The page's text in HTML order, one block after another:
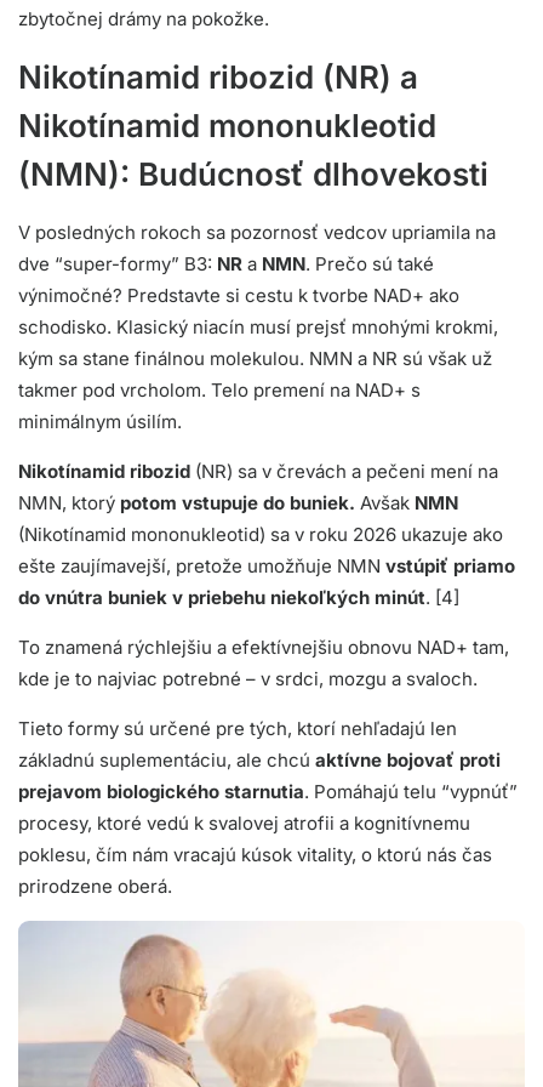
zbytočnej drámy na pokožke.
Nikotínamid ribozid (NR) a
Nikotínamid mononukleotid
(NMN): Budúcnosť dlhovekosti
V posledných rokoch sa pozornosť vedcov upriamila na
dve “super-formy” B3: NR a NMN. Prečo sú také
výnimočné? Predstavte si cestu k tvorbe NAD+ ako
schodisko. Klasický niacín musí prejsť mnohými krokmi,
kým sa stane finálnou molekulou. NMN a NR sú však už
takmer pod vrcholom. Telo premení na NAD+ s
minimálnym úsilím.
Nikotínamid ribozid (NR) sa v črevách a pečeni mení na
NMN, ktorý potom vstupuje do buniek. Avšak NMN
(Nikotínamid mononukleotid) sa v roku 2026 ukazuje ako
ešte zaujímavejší, pretože umožňuje NMN vstúpiť priamo
do vnútra buniek v priebehu niekoľkých minút. [4]
To znamená rýchlejšiu a efektívnejšiu obnovu NAD+ tam,
kde je to najviac potrebné – v srdci, mozgu a svaloch.
Tieto formy sú určené pre tých, ktorí nehľadajú len
základnú suplementáciu, ale chcú aktívne bojovať proti
prejavom biologického starnutia. Pomáhajú telu “vypnúť”
procesy, ktoré vedú k svalovej atrofii a kognitívnemu
poklesu, čím nám vracajú kúsok vitality, o ktorú nás čas
prirodzene oberá.